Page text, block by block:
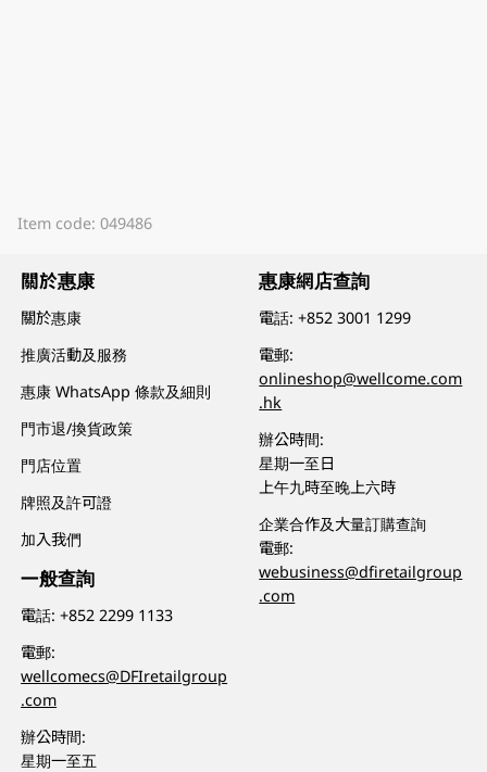
Item code: 049486
關於惠康
關於惠康
推廣活動及服務
惠康 WhatsApp 條款及細則
門市退/換貨政策
門店位置
牌照及許可證
加入我們
一般查詢
電話:+852 2299 1133
電郵:
wellcomecs@DFIretailgroup
.com
辦公時間:
星期一至五
惠康網店查詢
電話:+852 3001 1299
電郵:
onlineshop@wellcome.com
.hk
辦公時間:
星期一至日
上午九時至晚上六時
企業合作及大量訂購查詢
電郵:
webusiness@dfiretailgroup
.com